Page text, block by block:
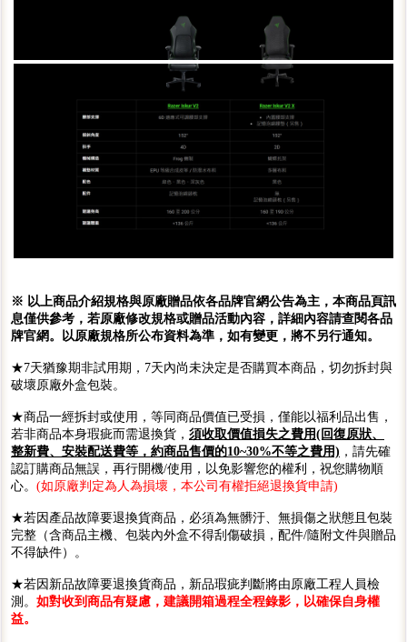
※ 以上商品介紹規格與原廠贈品依各品牌官網公告為主，本商品頁訊
息僅供參考，若原廠修改規格或贈品活動內容，詳細內容請查閱各品
牌官網。以原廠規格所公布資料為準，如有變更，將不另行通知。
★7天猶豫期非試用期，7天內尚未決定是否購買本商品，切勿拆封與
破壞原廠外盒包裝。
★商品一經拆封或使用，等同商品價值已受損，僅能以福利品出售，
若非商品本身瑕疵而需退換貨， 須收取價值損失之費用(回復原狀、
整新費、安裝配送費等，約商品售價的10~30%不等之費用) ，請先確
認訂購商品無誤，再行開機/使用，以免影響您的權利，祝您購物順
心。 (如原廠判定為人為損壞，本公司有權拒絕退換貨申請)
★若因產品故障要退換貨商品，必須為無髒汙、無損傷之狀態且包裝
完整（含商品主機、包裝內外盒不得刮傷破損，配件/隨附文件與贈品
不得缺件）。
★若因新品故障要退換貨商品，新品瑕疵判斷將由原廠工程人員檢
測。 如對收到商品有疑慮，建議開箱過程全程錄影，以確保自身權
益。